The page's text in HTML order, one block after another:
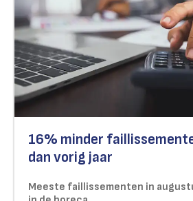
16% minder
dan vorig jaar
Meeste faillissementen in